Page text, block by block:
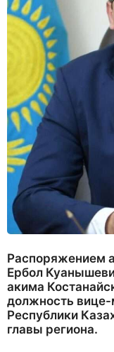
Распоряжением
Ербол
акима
должность вице-
Республики
главы региона.